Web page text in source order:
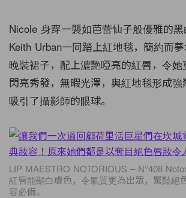
Nicole 身穿一襲如芭蕾仙子般優雅的
Keith Urban一同踏上紅地毯，簡約而
晚裝裙子，配上濃艷啞亮的紅唇，令
閃亮秀發，無暇光澤，與紅地毯形成
吸引了攝影師的眼球。
LIP MAESTRO NOTORIOUS – N°408
紅唇能顯白膚色，令氣質更為出眾，驚豔絕
容必備。